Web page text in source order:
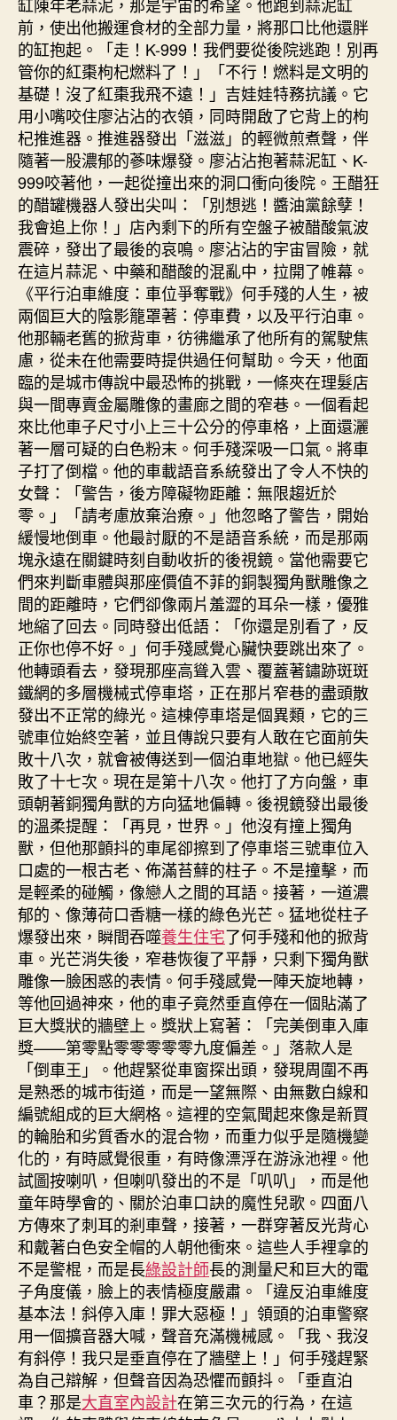
前，使出他搬運食材的全部力量，將那口比他還胖
的缸抱起。「走！K-999！我們要從後院逃跑！別再
管你的紅棗枸杞燃料了！」「不行！燃料是文明的
基礎！沒了紅棗我飛不遠！」吉娃娃特務抗議。它
用小嘴咬住廖沾沾的衣領，同時開啟了它背上的枸
杞推進器。推進器發出「滋滋」的輕微煎煮聲，伴
隨著一股濃郁的蔘味爆發。廖沾沾抱著蒜泥缸、K-
999咬著他，一起從撞出來的洞口衝向後院。王醋狂
的醋罐機器人發出尖叫：「別想逃！醬油黨餘孽！
我會追上你！」店內剩下的所有空盤子被醋酸氣波
震碎，發出了最後的哀鳴。廖沾沾的宇宙冒險，就
在這片蒜泥、中藥和醋酸的混亂中，拉開了帷幕。
《平行泊車維度：車位爭奪戰》何手殘的人生，被
兩個巨大的陰影籠罩著：停車費，以及平行泊車。
他那輛老舊的掀背車，彷彿繼承了他所有的駕駛焦
慮，從未在他需要時提供過任何幫助。今天，他面
臨的是城市傳說中最恐怖的挑戰，一條夾在理髮店
與一間專賣金屬雕像的畫廊之間的窄巷。一個看起
來比他車子尺寸小上三十公分的停車格，上面還灑
著一層可疑的白色粉末。何手殘深吸一口氣。將車
子打了倒檔。他的車載語音系統發出了令人不快的
女聲：「警告，後方障礙物距離：無限趨近於
零。」「請考慮放棄治療。」他忽略了警告，開始
緩慢地倒車。他最討厭的不是語音系統，而是那兩
塊永遠在關鍵時刻自動收折的後視鏡。當他需要它
們來判斷車體與那座價值不菲的銅製獨角獸雕像之
間的距離時，它們卻像兩片羞澀的耳朵一樣，優雅
地縮了回去。同時發出低語：「你還是別看了，反
正你也停不好。」何手殘感覺心臟快要跳出來了。
他轉頭看去，發現那座高聳入雲、覆蓋著鏽跡斑斑
鐵網的多層機械式停車塔，正在那片窄巷的盡頭散
發出不正常的綠光。這棟停車塔是個異類，它的三
號車位始終空著，並且傳說只要有人敢在它面前失
敗十八次，就會被傳送到一個泊車地獄。他已經失
敗了十七次。現在是第十八次。他打了方向盤，車
頭朝著銅獨角獸的方向猛地偏轉。後視鏡發出最後
的溫柔提醒：「再見，世界。」他沒有撞上獨角
獸，但他那顫抖的車尾卻擦到了停車塔三號車位入
口處的一根古老、佈滿苔蘚的柱子。不是撞擊，而
是輕柔的碰觸，像戀人之間的耳語。接著，一道濃
郁的、像薄荷口香糖一樣的綠色光芒。猛地從柱子
爆發出來，瞬間吞噬養生住宅了何手殘和他的掀背
車。光芒消失後，窄巷恢復了平靜，只剩下獨角獸
雕像一臉困惑的表情。何手殘感覺一陣天旋地轉，
等他回過神來，他的車子竟然垂直停在一個貼滿了
巨大獎狀的牆壁上。獎狀上寫著：「完美倒車入庫
獎——第零點零零零零零九度偏差。」落款人是
「倒車王」。他趕緊從車窗探出頭，發現周圍不再
是熟悉的城市街道，而是一望無際、由無數白線和
編號組成的巨大網格。這裡的空氣聞起來像是新買
的輪胎和劣質香水的混合物，而重力似乎是隨機變
化的，有時感覺很重，有時像漂浮在游泳池裡。他
試圖按喇叭，但喇叭發出的不是「叭叭」，而是他
童年時學會的、關於泊車口訣的魔性兒歌。四面八
方傳來了刺耳的剎車聲，接著，一群穿著反光背心
和戴著白色安全帽的人朝他衝來。這些人手裡拿的
不是警棍，而是長綠設計師長的測量尺和巨大的電
子角度儀，臉上的表情極度嚴肅。「違反泊車維度
基本法！斜停入庫！罪大惡極！」領頭的泊車警察
用一個擴音器大喊，聲音充滿機械感。「我、我沒
有斜停！我只是垂直停在了牆壁上！」何手殘趕緊
為自己辯解，但聲音因為恐懼而顫抖。「垂直泊
車？那是大直室內設計在第三次元的行為，在這